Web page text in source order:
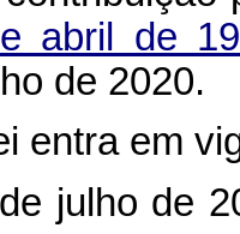
abril de
de 2020.
entra em
julho de